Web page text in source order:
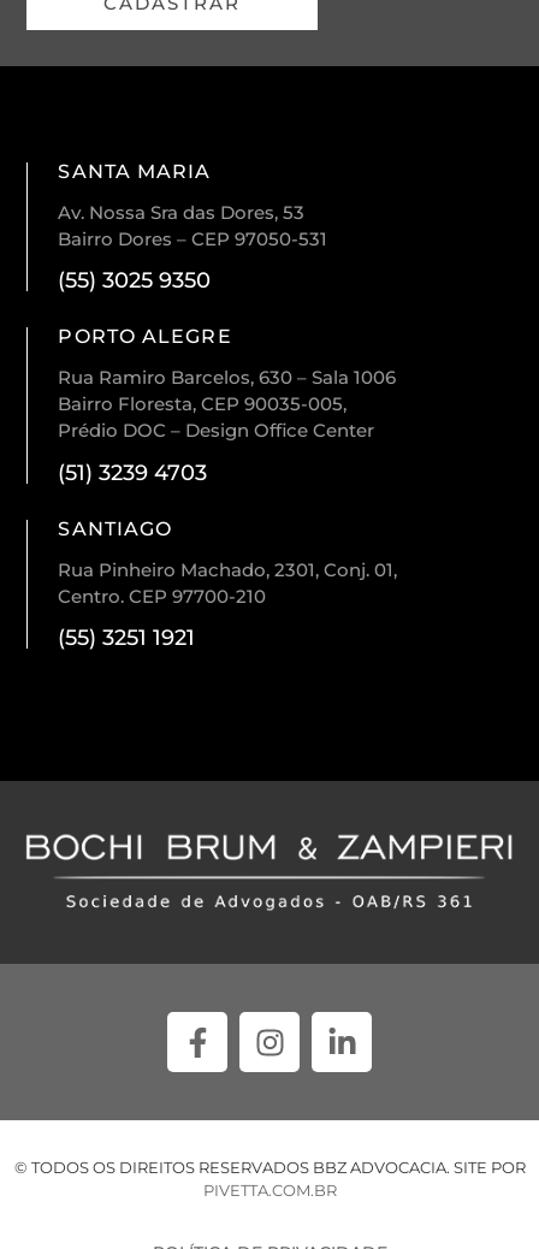
SANTA MARIA
Av. Nossa Sra das Dores, 53
Bairro Dores – CEP 97050-531
(55) 3025 9350
PORTO ALEGRE
Rua Ramiro Barcelos, 630 – Sala 1006
Bairro Floresta, CEP 90035-005,
Prédio DOC – Design Office Center
(51) 3239 4703
SANTIAGO
Rua Pinheiro Machado, 2301, Conj. 01,
Centro. CEP 97700-210
(55) 3251 1921
© TODOS OS DIREITOS RESERVADOS BBZ ADVOCACIA. SITE POR
PIVETTA.COM.BR